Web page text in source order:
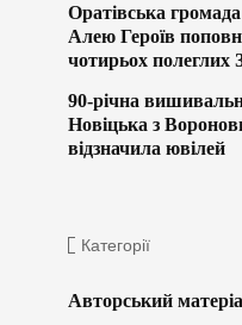
Оратівська
Алею Героїв
чотирьох полеглих
90-річна
Новіцька з
відзначила ювілей
Категорії
Авторський